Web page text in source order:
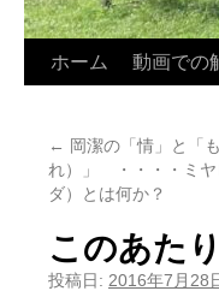
ホーム 動画での
← 岡潔の「情」と「
れ）」 ・・・・ミヤ
ダ）とは何か？
このあた
投稿日: 2016年7月28